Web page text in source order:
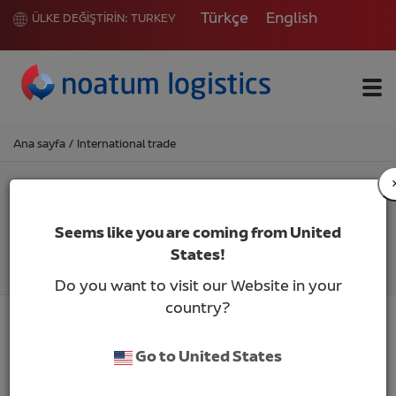
ÜLKE DEĞİŞTİRİN: TURKEY Türkçe English
Ana sayfa / International trade
International trade
Seems like you are coming from United
States!
Do you want to visit our Website in your
country?
Go to United States